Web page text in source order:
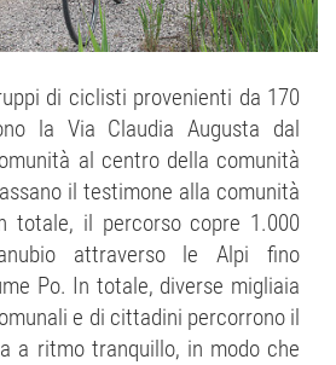
di ciclisti provenienti da 170
la Via Claudia Augusta dal
al centro della comunità
il testimone alla comunità
totale, il percorso copre 1.000
attraverso le Alpi fino
Po. In totale, diverse migliaia
e di cittadini percorrono il
a ritmo tranquillo, in modo che